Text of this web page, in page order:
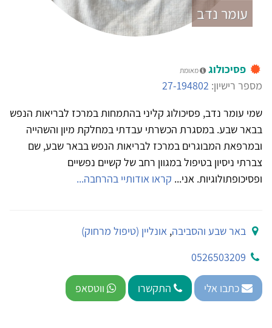
עומר נדב
פסיכולוג מאומת
מספר רישיון: 27-194802
שמי עומר נדב, פסיכולוג קליני בהתמחות במרכז לבריאות הנפש
בבאר שבע. במסגרת הכשרתי עבדתי במחלקת מיון והשהייה
ובמרפאת המבוגרים במרכז לבריאות הנפש בבאר שבע, שם
צברתי ניסיון בטיפול במגוון רחב של קשיים נפשיים
ופסיכופתולוגיות. אני... קראו אודותיי בהרחבה...
באר שבע והסביבה,אונליין (טיפול מרחוק)
0526503209
כתבו אלי התקשרו ווטסאפ